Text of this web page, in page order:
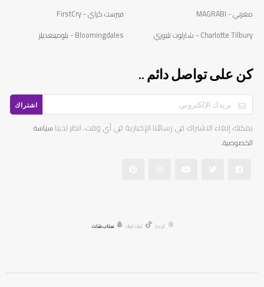
مغربي - MAGRABI
فيرست كراي - FirstCry
Charlotte Tilbury - شارلوت تلبوري
Bloomingdales - بلومينغديلز
كن على تواصل دائم ..
اشتراك
يمكنك إلغاء الاشتراك في رسائلنا الإخبارية في أي وقت. انظر لدينا سياسة
الخصوصية.
ثريدز تيك توك سناب شات